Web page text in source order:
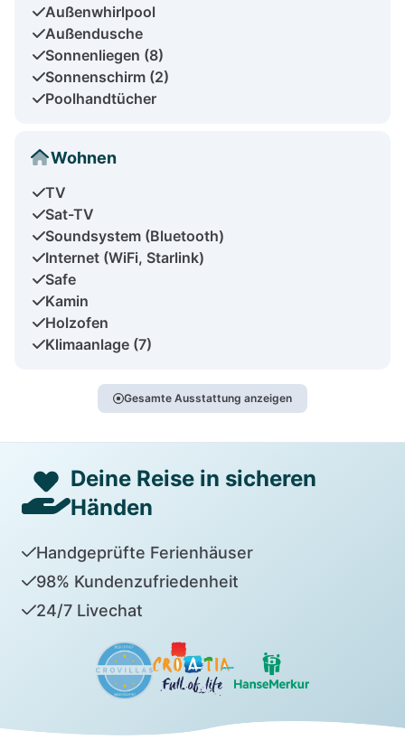
Außenwhirlpool
Außendusche
Sonnenliegen (8)
Sonnenschirm (2)
Poolhandtücher
Wohnen
TV
Sat-TV
Soundsystem (Bluetooth)
Internet (WiFi, Starlink)
Safe
Kamin
Holzofen
Klimaanlage (7)
Gesamte Ausstattung anzeigen
Deine Reise in sicheren
Händen
Handgeprüfte Ferienhäuser
98% Kundenzufriedenheit
24/7 Livechat